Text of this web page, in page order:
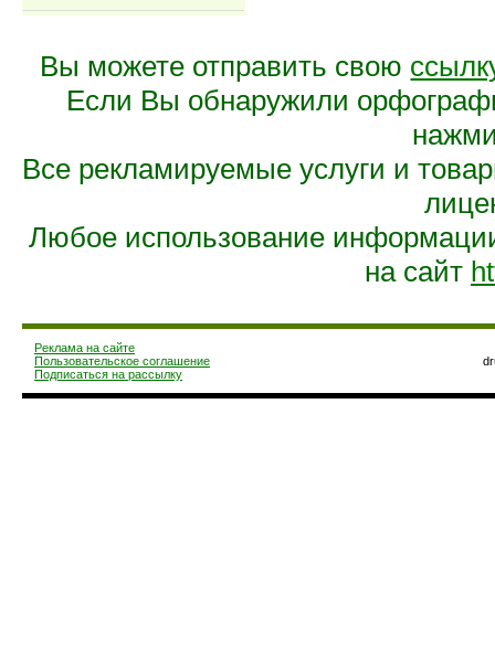
Вы можете отправить свою
Если Вы обнаружили
Все рекламируемые услуги и
Любое использование
на сайт
Реклама на сайте
Пользовательское соглашение
Подписаться на рассылку